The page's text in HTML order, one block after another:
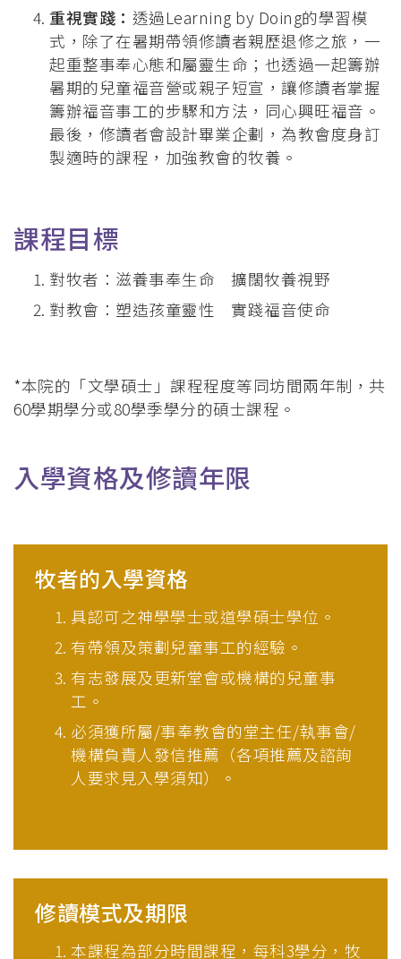
重視實踐： 透過Learning by Doing的學習模
式，除了在暑期帶領修讀者親歷退修之旅，一
起重整事奉心態和屬靈生命；也透過一起籌辦
暑期的兒童福音營或親子短宣，讓修讀者掌握
籌辦福音事工的步驟和方法，同心興旺福音。
最後，修讀者會設計畢業企劃，為教會度身訂
製適時的課程，加強教會的牧養。
課程目標
對牧者：滋養事奉生命 擴闊牧養視野
對教會：塑造孩童靈性 實踐福音使命
*本院的「文學碩士」課程程度等同坊間兩年制，共
60學期學分或80學季學分的碩士課程。
入學資格及修讀年限
牧者的入學資格
具認可之神學學士或道學碩士學位。
有帶領及策劃兒童事工的經驗。
有志發展及更新堂會或機構的兒童事
工。
必須獲所屬/事奉教會的堂主任/執事會/
機構負責人發信推薦（各項推薦及諮詢
人要求見入學須知）。
修讀模式及期限
本課程為部分時間課程，每科3學分，牧